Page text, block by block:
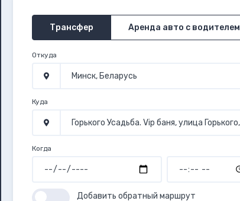
Трансфер Аренда авто с водителем
Откуда
Куда
Когда
Добавить обратный маршрут